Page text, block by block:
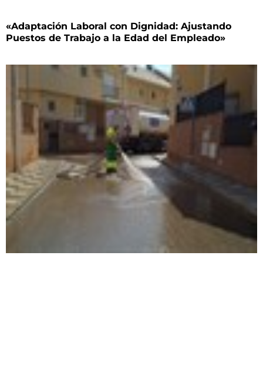
«Adaptación Laboral con Dignidad: Ajustando
Puestos de Trabajo a la Edad del Empleado»